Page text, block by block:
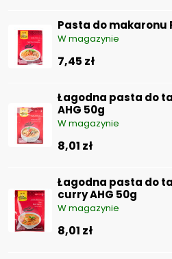
Pasta do makaronu
W magazynie
7,45 zł
Łagodna pasta do
AHG 50g
W magazynie
8,01 zł
Łagodna pasta do
curry AHG 50g
W magazynie
8,01 zł